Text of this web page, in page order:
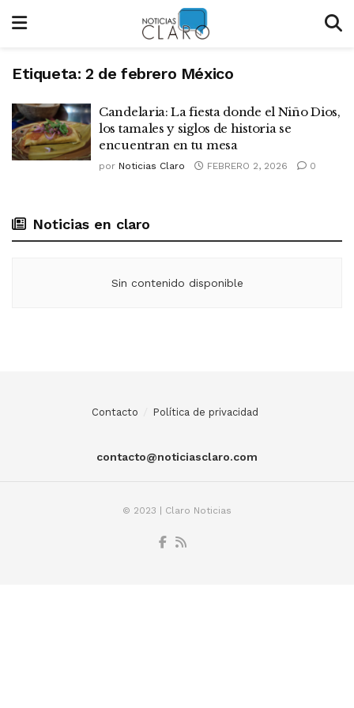
Etiqueta: 2 de febrero México
Candelaria: La fiesta donde el Niño Dios,
los tamales y siglos de historia se
encuentran en tu mesa
por Noticias Claro FEBRERO 2, 2026 0
Noticias en claro
Sin contenido disponible
Contacto Política de privacidad
contacto@noticiasclaro.com
© 2023 | Claro Noticias